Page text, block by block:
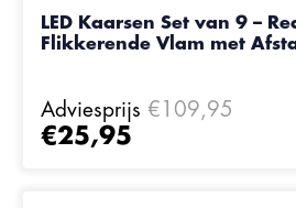
LED Kaarsen Set van 9 –
Flikkerende Vlam met
Adviesprijs €109,95
€25,95